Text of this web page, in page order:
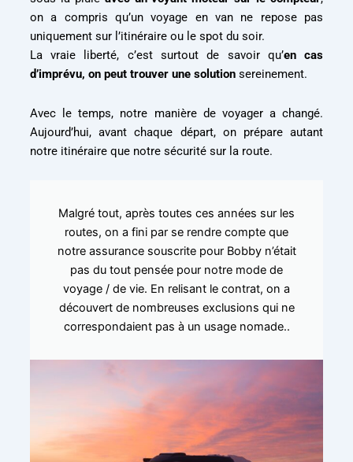
on a compris qu’un voyage en van ne repose pas
uniquement sur l’itinéraire ou le spot du soir.
La vraie liberté, c’est surtout de savoir qu’en cas
d’imprévu, on peut trouver une solutionsereinement.
Avec le temps, notre manière de voyager a changé.
Aujourd’hui, avant chaque départ, on prépare autant
notre itinéraire que notre sécurité sur la route.
Malgré tout, après toutes ces années sur les
routes, on a fini par se rendre compte que
notre assurance souscrite pour Bobby n’était
pas du tout pensée pour notre mode de
voyage / de vie. En relisant le contrat, on a
découvert de nombreuses exclusions qui ne
correspondaient pas à un usage nomade..